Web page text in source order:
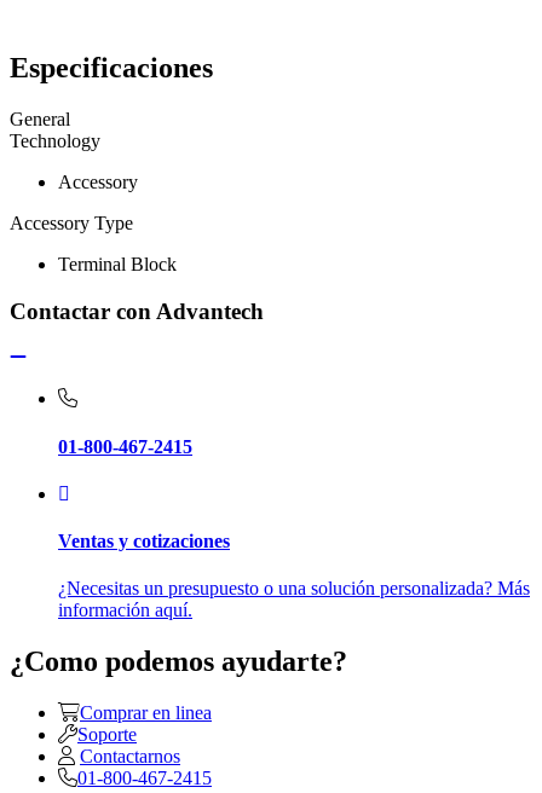
Especificaciones
General
Technology
Accessory
Accessory Type
Terminal Block
Contactar con Advantech
01-800-467-2415
Ventas y cotizaciones
¿Necesitas un presupuesto o una solución personalizada? Más
información aquí.
¿Como podemos ayudarte?
Comprar en linea
Soporte
Contactarnos
01-800-467-2415